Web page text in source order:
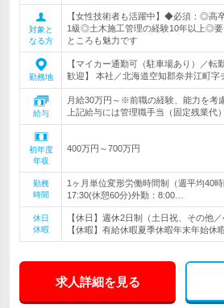
対象と
なる方
【女性技術者も活躍中】◆必須：◎高
1級◎土木施工管理の経験10年以上◎
ところも魅力です
勤務地
【マイカー通勤可（駐車場あり）／転
歓迎】 本社／北海道空知郡奈井江町字
給与
月給30万円～※前職の経験、能力を考
上記給与には管理職手当（固定残業代
初年度
年収
400万円～700万円
勤務
時間
1ヶ月単位変形労働時間制（週平均40
17:30(休憩60分)外勤：8:00…
休日
休暇
【休日】週休2日制（土日祝、その他
【休暇】有給休暇夏季休暇年末年始休
求人詳細を見る